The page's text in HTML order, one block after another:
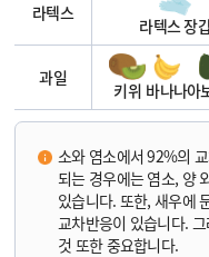
라텍스
라텍스 장
과일
키위 바나나아
소와 염소에서 92%의
되는 경우에는 염소, 양
있습니다. 또한, 새우에
교차반응이 있습니다.
것 또한 중요합니다.